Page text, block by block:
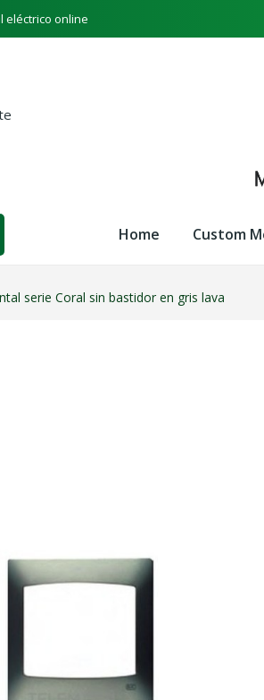
eléctrico online
Home Custom
serie Coral sin bastidor en gris lava